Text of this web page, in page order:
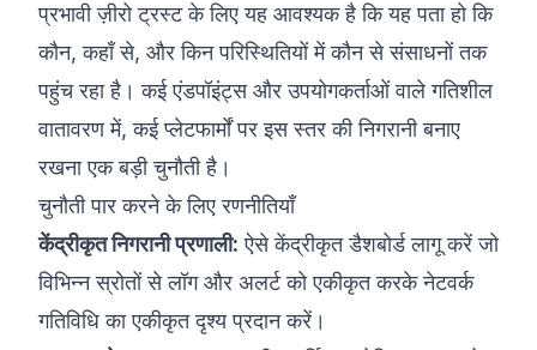
प्रभावी ज़ीरो ट्रस्ट के लिए यह आवश्यक है कि यह पता हो कि
कौन, कहाँ से, और किन परिस्थितियों में कौन से संसाधनों तक
पहुंच रहा है। कई एंडपॉइंट्स और उपयोगकर्ताओं वाले गतिशील
वातावरण में, कई प्लेटफार्मों पर इस स्तर की निगरानी बनाए
रखना एक बड़ी चुनौती है।
चुनौती पार करने के लिए रणनीतियाँ
केंद्रीकृत निगरानी प्रणाली: ऐसे केंद्रीकृत डैशबोर्ड लागू करें जो
विभिन्न स्रोतों से लॉग और अलर्ट को एकीकृत करके नेटवर्क
गतिविधि का एकीकृत दृश्य प्रदान करें।